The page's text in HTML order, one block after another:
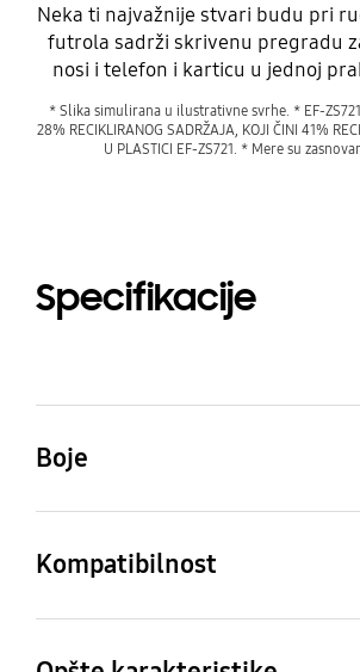
Neka ti najvažnije stvari budu pri
futrola sadrži skrivenu pregradu
nosi i telefon i karticu u jednoj
* Slika simulirana u ilustrativne svrhe. * EF-ZS721
28% RECIKLIRANOG SADRŽAJA, KOJI ČINI 41%
U PLASTICI EF-ZS721. * Mere su
Specifikacije
Boje
Crna
Kompatibilnost
Odgovarajući modeli
Galaxy S24 FE